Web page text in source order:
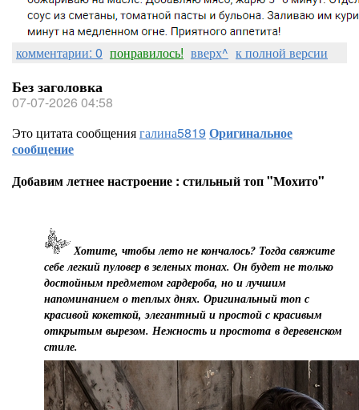
комментарии: 0 понравилось! вверх^ к полной версии
Без заголовка
07-07-2026 04:58
Это цитата сообщениягалина5819 Оригинальное
сообщение
Добавим летнее настроение : стильный топ "Мохито"
Хотите, чтобы лето не кончалось? Тогда свяжите
себе легкий пуловер в зеленых тонах. Он будет не только
достойным предметом гардероба, но и лучшим
напоминанием о теплых днях. Оригинальный топ с
красивой кокеткой, элегантный и простой с красивым
открытым вырезом. Нежность и простота в деревенском
стиле.